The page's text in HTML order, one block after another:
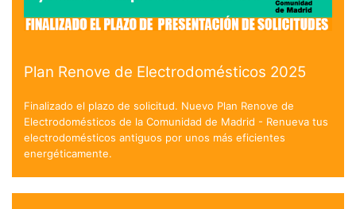
Plan Renove de Electrodomésticos 2025
Finalizado el plazo de solicitud. Nuevo Plan Renove de
Electrodomésticos de la Comunidad de Madrid - Renueva tus
electrodomésticos antiguos por unos más eficientes
energéticamente.